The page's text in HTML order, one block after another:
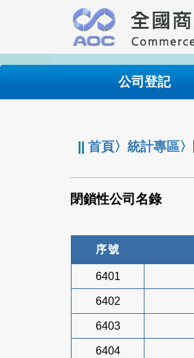
要
內
公司登記
||首頁〉統計專區〉
閉鎖性公司名錄
序號
6401
6402
6403
6404